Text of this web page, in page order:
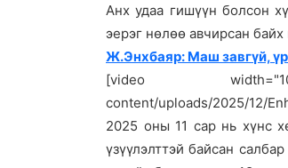
Анх удаа гишүүн болсон
эерэг нөлөө авчирсан
Ж.Энхбаяр: Маш завгүй,
[video
content/uploads/2025/12/
2025 оны 11 сар нь хүнс
үзүүлэлттэй байсан